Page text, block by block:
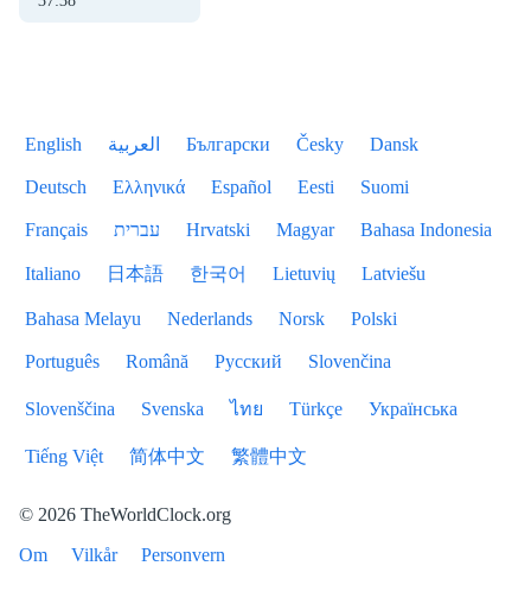
English العربية Български Česky Dansk
Deutsch Ελληνικά Español Eesti Suomi
Français עברית Hrvatski Magyar Bahasa Indonesia
Italiano 日本語 한국어 Lietuvių Latviešu
Bahasa Melayu Nederlands Norsk Polski
Português Română Русский Slovenčina
Slovenščina Svenska ไทย Türkçe Українська
Tiếng Việt 简体中文 繁體中文
© 2026 TheWorldClock.org
Om
Vilkår Personvern